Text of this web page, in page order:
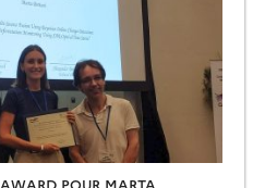
POUR MARTA